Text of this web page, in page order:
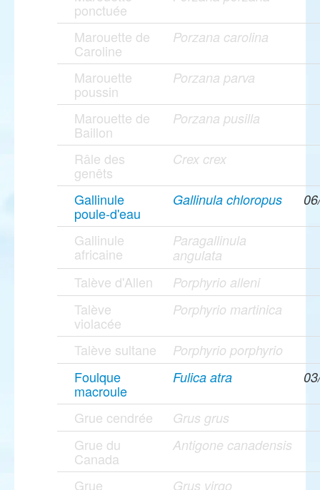
ponctuée
Marouette de
Caroline
Porzana carolina
Marouette
poussin
Porzana parva
Marouette de
Baillon
Porzana pusilla
Râle des
genêts
Crex crex
Gallinule
poule-d'eau
Gallinula chloropus
Gallinule
africaine
Paragallinula
angulata
Talève d'Allen Porphyrio alleni
Talève
violacée
Porphyrio martinica
Talève sultane Porphyrio porphyrio
Foulque
macroule
Fulica atra
Grue cendrée Grus grus
Grue du
Canada
Antigone canadensis
Grue Grus virgo